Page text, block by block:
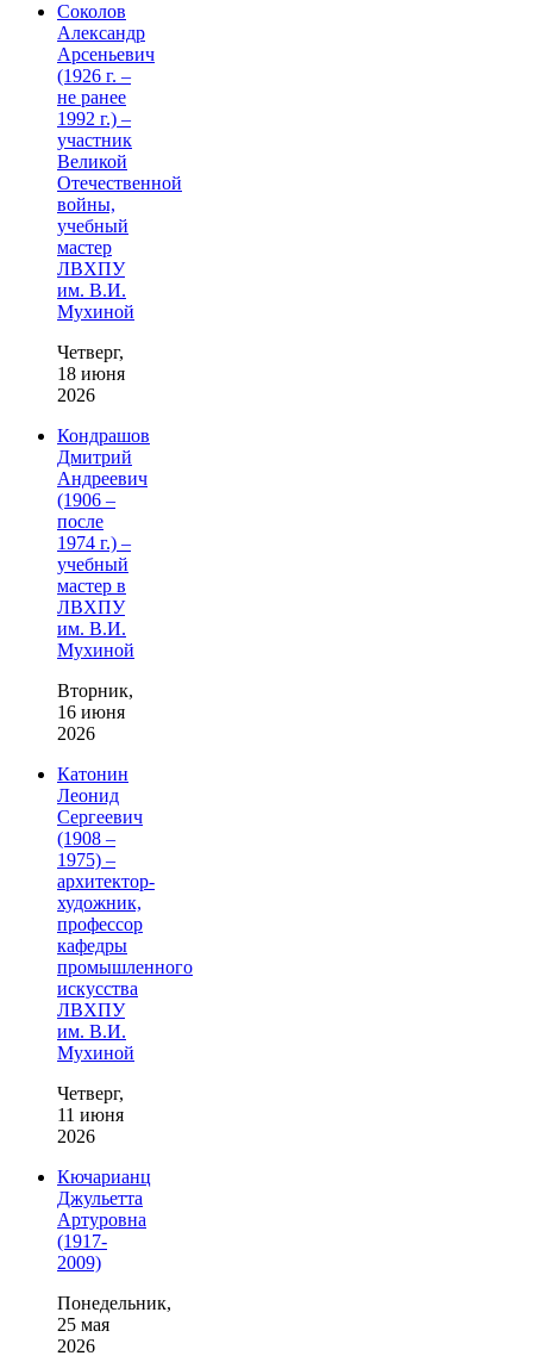
Соколов
Александр
Арсеньевич
(1926 г. –
не ранее
1992 г.) –
участник
Великой
Отечественной
войны,
учебный
мастер
ЛВХПУ
им. В.И.
Мухиной
Четверг,
18 июня
2026
Кондрашов
Дмитрий
Андреевич
(1906 –
после
1974 г.) –
учебный
мастер в
ЛВХПУ
им. В.И.
Мухиной
Вторник,
16 июня
2026
Катонин
Леонид
Сергеевич
(1908 –
1975) –
архитектор-
художник,
профессор
кафедры
промышленного
искусства
ЛВХПУ
им. В.И.
Мухиной
Четверг,
11 июня
2026
Кючарианц
Джульетта
Артуровна
(1917-
2009)
Понедельник,
25 мая
2026